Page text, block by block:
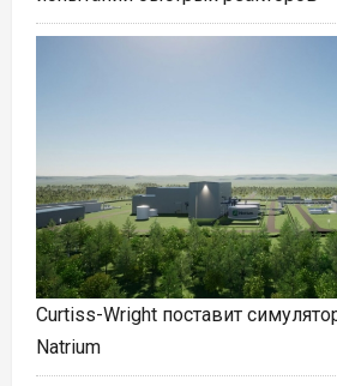
Curtiss-Wright поставит
Natrium